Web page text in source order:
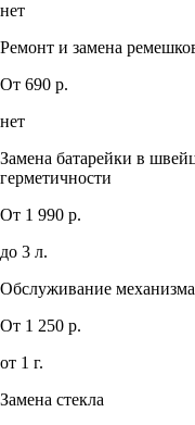
нет
Ремонт и замена
От 690 р.
нет
Замена батарейки в
герметичности
От 1 990 р.
до 3 л.
Обслуживание механизма
От 1 250 р.
от 1 г.
Замена стекла